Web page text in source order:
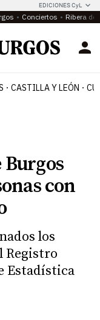
EDICIONES CyL
Conciertos Ribera del
CASTILLA Y LEÓN
con
los
Registro
Estadística